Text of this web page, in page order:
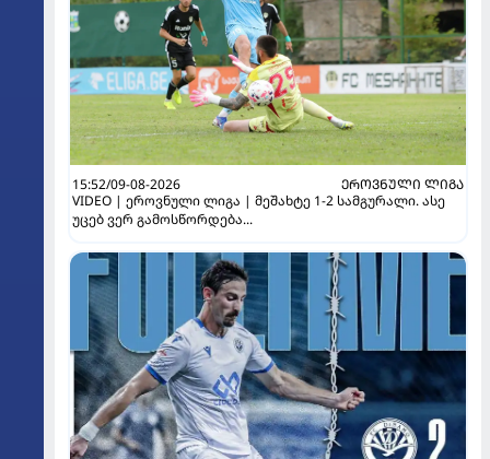
15:52/09-08-2026
ᲔᲠᲝᲕᲜᲣᲚᲘ ᲚᲘᲒᲐ
VIDEO | ეროვნული ლიგა | მეშახტე 1-2 სამგურალი. ასე
უცებ ვერ გამოსწორდება...